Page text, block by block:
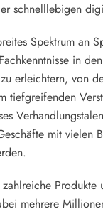
schnelllebigen
Spektrum an
in
erleichtern, von
tiefgreifenden
mit vielen
mehrere